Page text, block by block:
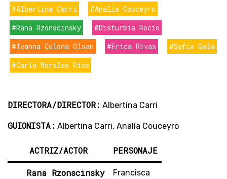
#Albertina Carri
#Analía Couceyro
#Rana Rzonscinsky
#Disturbia Rocío
#Ivanna Colona Olsen
#Erica Rivas
#Sofía Gala
#Carla Morales Ríos
DIRECTORA/DIRECTOR: Albertina Carri
GUIONISTA: Albertina Carri, Analía Couceyro
ACTRIZ/ACTOR PERSONAJE
Rana Rzonscinsky Francisca